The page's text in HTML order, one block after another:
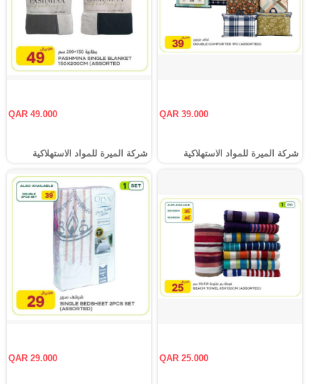
QAR 39.000
شركة الميرة للمواد الاستهلاكية
QAR 49.000
شركة الميرة للمواد الاستهلاكية
QAR 25.000
QAR 29.000